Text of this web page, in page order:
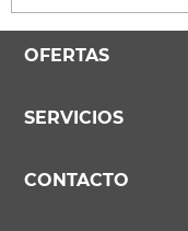
OFERTAS
SERVICIOS
CONTACTO